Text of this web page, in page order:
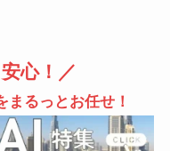
心！／
るっとお任せ！